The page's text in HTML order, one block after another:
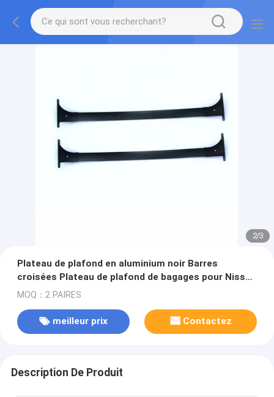
2/3
Plateau de plafond en aluminium noir Barres
croisées Plateau de plafond de bagages pour Nissan
Murano
MOQ：2 PAIRES
meilleur prix Contactez
Description De Produit